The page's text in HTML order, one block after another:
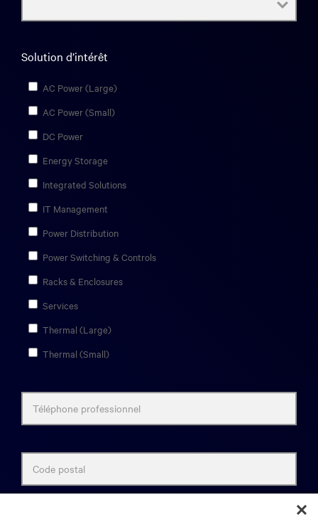
Solution d’intérêt
AC Power (Large)
AC Power (Small)
DC Power
Energy Storage
Integrated Solutions
IT Management
Power Distribution
Power Switching & Controls
Racks & Enclosures
Services
Thermal (Large)
Thermal (Small)
Téléphone professionnel
Code postal